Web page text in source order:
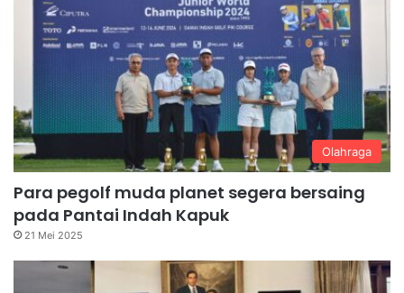
Olahraga
Para pegolf muda planet segera bersaing
pada Pantai Indah Kapuk
21 Mei 2025